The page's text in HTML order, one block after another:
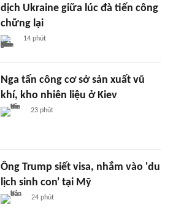
dịch Ukraine giữa lúc đà tiến công
chững lại
14 phút
Nga tấn công cơ sở sản xuất vũ
khí, kho nhiên liệu ở Kiev
23 phút
Ông Trump siết visa, nhắm vào 'du
lịch sinh con' tại Mỹ
24 phút